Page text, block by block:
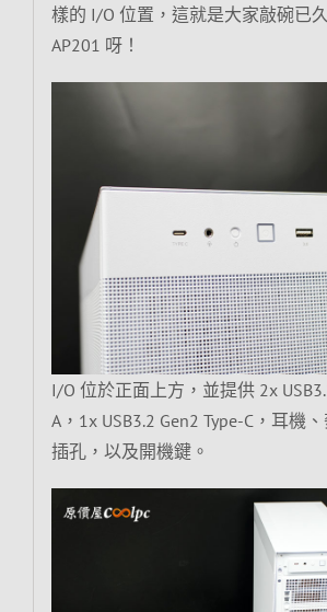
樣的 I/O 位置，這就是大家敲碗已
AP201 呀！
I/O 位於正面上方，並提供 2x
A，1x USB3.2 Gen2 Type-C，耳機
插孔，以及開機鍵。